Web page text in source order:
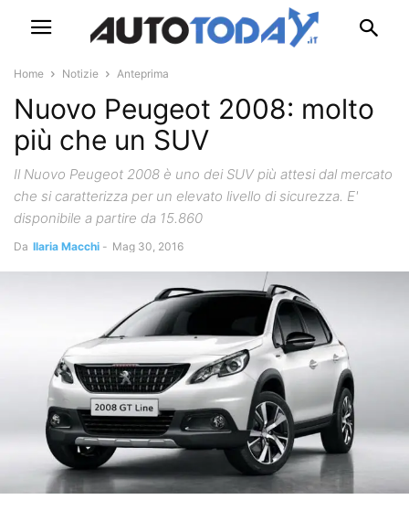
Home Notizie Anteprima
Nuovo Peugeot 2008: molto
più che un SUV
Il Nuovo Peugeot 2008 è uno dei SUV più attesi dal mercato
che si caratterizza per un elevato livello di sicurezza. E'
disponibile a partire da 15.860
Da Ilaria Macchi - Mag 30, 2016